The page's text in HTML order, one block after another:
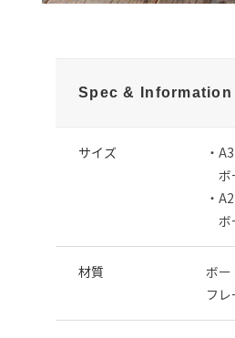
Spec & Information
サイズ
・
ボ
・
ボ
材質
ボー
フ